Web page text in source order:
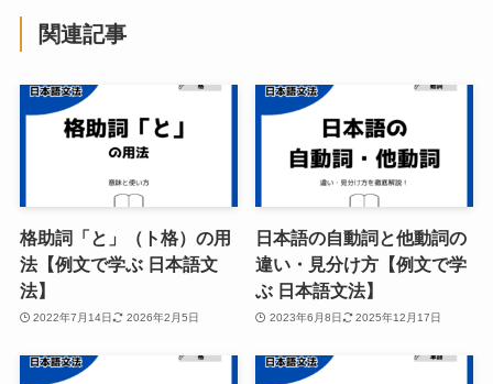
関連記事
格助詞「と」（ト格）の用
法【例文で学ぶ 日本語文
法】
2022年7月14日 2026年2月5日
日本語の自動詞と他動詞の
違い・見分け方【例文で学
ぶ 日本語文法】
2023年6月8日 2025年12月17日